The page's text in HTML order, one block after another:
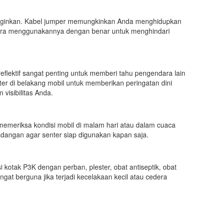
Kabel jumper memungkinkan Anda menghidupkan
menggunakannya dengan benar untuk menghindari
sangat penting untuk memberi tahu pengendara lain
di belakang mobil untuk memberikan peringatan dini
visibilitas Anda.
kondisi mobil di malam hari atau dalam cuaca
agar senter siap digunakan kapan saja.
P3K dengan perban, plester, obat antiseptik, obat
berguna jika terjadi kecelakaan kecil atau cedera